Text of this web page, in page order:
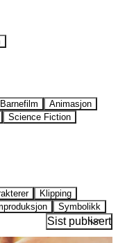
Barnefilm
Animasjon
Science Fiction
Klipping
Symbolikk
Sist publisert